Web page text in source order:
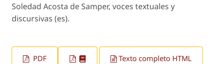
Soledad Acosta de Samper, voces textuales y
discursivas (es).
PDF Texto completo HTML